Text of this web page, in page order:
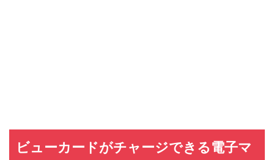
ビューカードがチャージできる電子マ